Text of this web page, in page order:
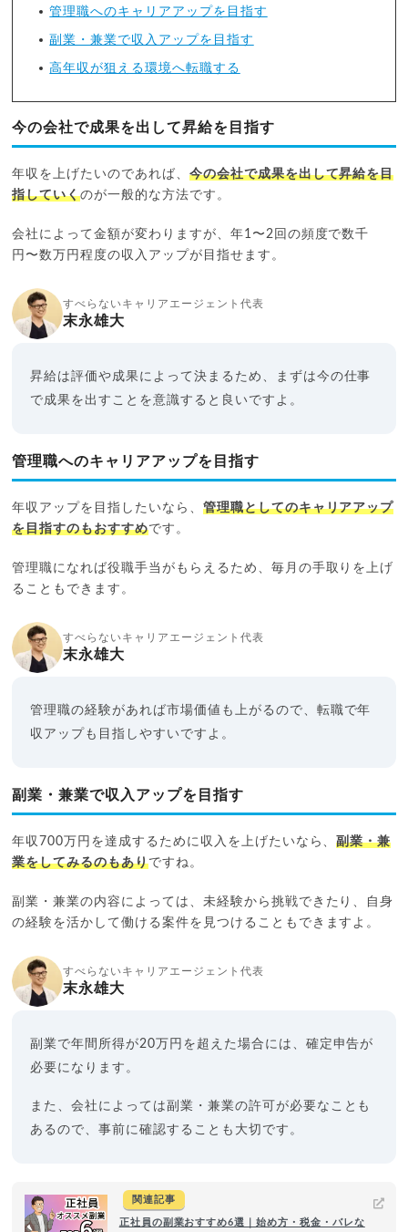
管理職へのキャリアアップを目指す
副業・兼業で収入アップを目指す
高年収が狙える環境へ転職する
今の会社で成果を出して昇給を目指す
年収を上げたいのであれば、 今の会社で成果を出して昇給を目
指していくのが一般的な方法です。
会社によって金額が変わりますが、年1〜2回の頻度で数千
円〜数万円程度の収入アップが目指せます。
すべらないキャリアエージェント代表
末永雄大
昇給は評価や成果によって決まるため、まずは今の仕事
で成果を出すことを意識すると良いですよ。
管理職へのキャリアアップを目指す
年収アップを目指したいなら、 管理職としてのキャリアアップ
を目指すのもおすすめです。
管理職になれば役職手当がもらえるため、毎月の手取りを上げ
ることもできます。
すべらないキャリアエージェント代表
末永雄大
管理職の経験があれば市場価値も上がるので、転職で年
収アップも目指しやすいですよ。
副業・兼業で収入アップを目指す
年収700万円を達成するために収入を上げたいなら、副業・兼
業をしてみるのもありですね。
副業・兼業の内容によっては、未経験から挑戦できたり、自身
の経験を活かして働ける案件を見つけることもできますよ。
すべらないキャリアエージェント代表
末永雄大
副業で年間所得が20万円を超えた場合には、確定申告が
必要になります。
また、会社によっては副業・兼業の許可が必要なことも
あるので、事前に確認することも大切です。
関連記事
正社員の副業おすすめ6選｜始め方・税金・バレな